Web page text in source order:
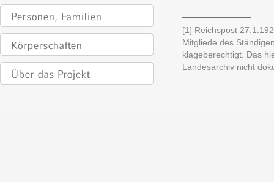
[1] Reichspost
Mitgliede des
klageberechtigt. Das
Landesarchiv nicht